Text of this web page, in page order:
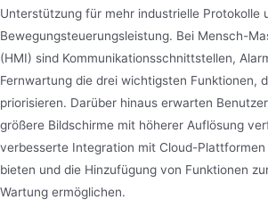
Unterstützung für mehr industrielle Protokolle
Bewegungsteuerungsleistung. Bei Mensch-
(HMI) sind Kommunikationsschnittstellen,
Fernwartung die drei wichtigsten Funktionen,
priorisieren. Darüber hinaus erwarten
größere Bildschirme mit höherer Auflösung
verbesserte Integration mit Cloud-Plattformen
bieten und die Hinzufügung von Funktionen
Wartung ermöglichen.